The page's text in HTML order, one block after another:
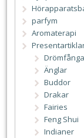
parfym
Aromaterapi
Änglar
Buddor
Drakar
Fairies
Feng Shui
Indianer